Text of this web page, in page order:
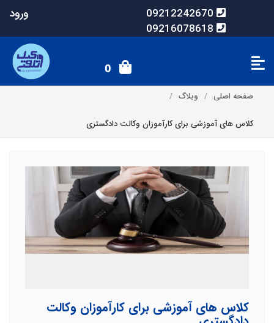
09212242670
09216078618
ورود
0
صفحه اصلی وبلاگ
کلاس های آموزشی برای کارآموزان وکالت دادگستری
کلاس های آموزشی برای کارآموزان وکالت